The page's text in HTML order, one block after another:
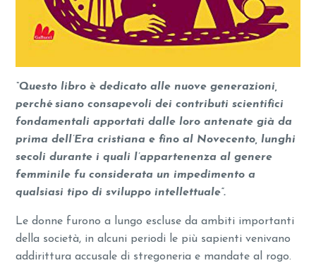
“Questo libro è dedicato alle nuove generazioni,
perché siano consapevoli dei contributi scientifici
fondamentali apportati dalle loro antenate già da
prima dell’Era cristiana e fino al Novecento, lunghi
secoli durante i quali l’appartenenza al genere
femminile fu considerata un impedimento a
qualsiasi tipo di sviluppo intellettuale”.
Le donne furono a lungo escluse da ambiti importanti
della società, in alcuni periodi le più sapienti venivano
addirittura accusale di stregoneria e mandate al rogo.